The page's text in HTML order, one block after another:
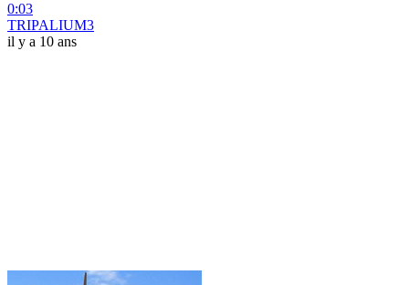
0:03
TRIPALIUM3
il y a 10 ans